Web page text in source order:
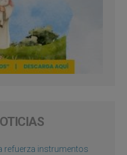
refuerza instrumentos